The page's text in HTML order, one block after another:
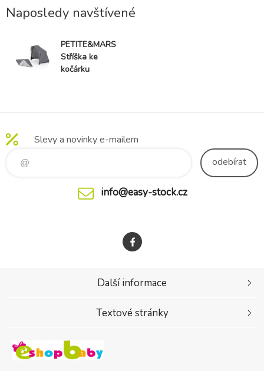
Naposledy navštívené
PETITE&MARS
Stříška ke
kočárku
Slevy a novinky e-mailem
odebírat
info@easy-stock.cz
Další informace
Textové stránky